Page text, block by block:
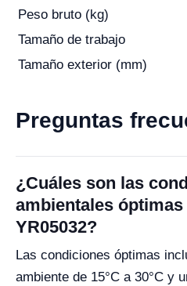
Peso bruto (kg)
Tamaño de trabajo
Tamaño exterior (mm)
Preguntas
¿Cuáles son las
ambientales
YR05032?
Las condiciones óptimas
ambiente de 15°C a 30°C y